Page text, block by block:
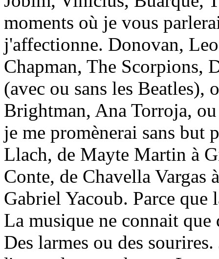
moments où je vous
j'affectionne. Donovan,
Chapman, The Scorpions,
(avec ou sans les Beatles),
Brightman, Ana Torroja,
je me promènerai sans but
Llach, de Mayte Martin à
Conte, de Chavella Vargas
Gabriel Yacoub. Parce que
La musique ne connait que
Des larmes ou des